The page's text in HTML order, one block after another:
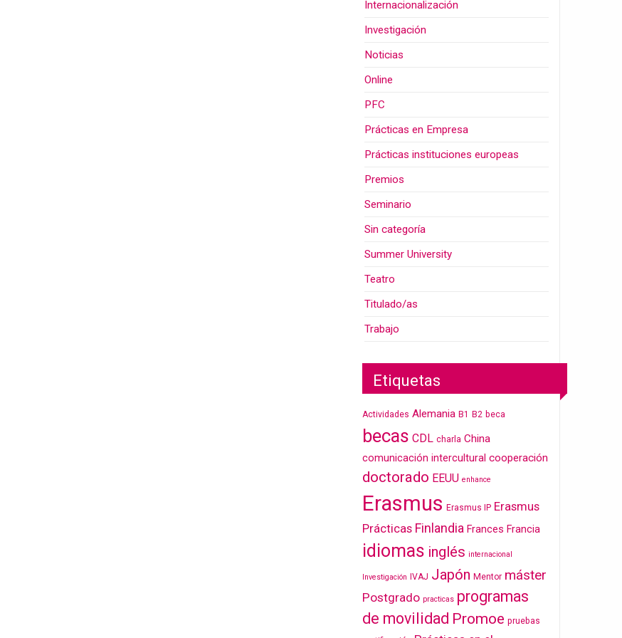
Internacionalización
Investigación
Noticias
Online
PFC
Prácticas en Empresa
Prácticas instituciones europeas
Premios
Seminario
Sin categoría
Summer University
Teatro
Titulado/as
Trabajo
Etiquetas
Actividades Alemania B1 B2 beca
becas CDL charla China
comunicación intercultural cooperación
doctorado EEUU enhance
Erasmus Erasmus IP Erasmus
Prácticas Finlandia Frances Francia
idiomas inglés internacional
Investigación IVAJ Japón Mentor máster
Postgrado practicas programas
de movilidad Promoe pruebas